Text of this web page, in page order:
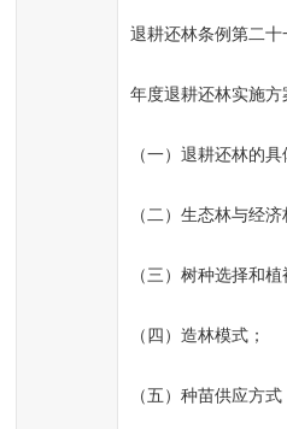
退耕还林条例第二十
年度退耕还林实施方
（一）退耕还林的具
（二）生态林与经济
（三）树种选择和植
（四）造林模式；
（五）种苗供应方式